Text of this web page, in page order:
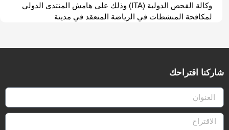
وكالة الفحص الدولية (ITA) وذلك على هامش المنتدى الدولي
لمكافحة المنشطات في الرياضة المنعقد في مدينة
شاركنا اقتراحك